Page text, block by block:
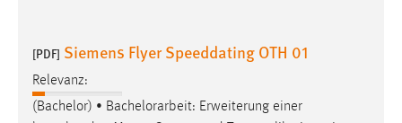
[PDF] Siemens Flyer Speeddating OTH 01
Relevanz:
(Bachelor) • Bachelorarbeit: Erweiterung einer